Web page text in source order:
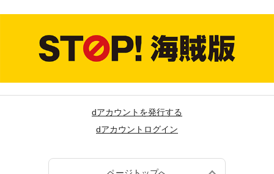
dアカウントを発行する
dアカウントログイン